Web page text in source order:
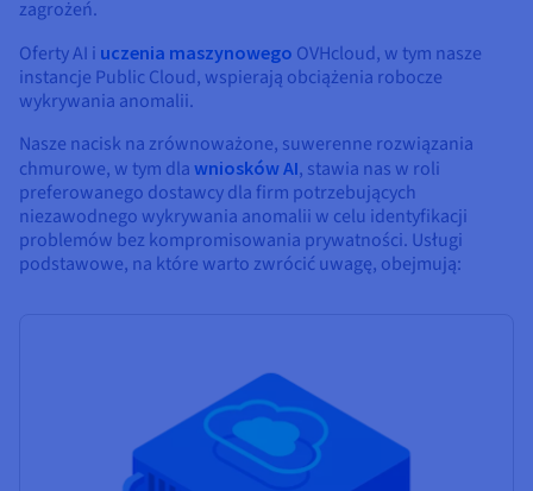
zagrożeń.
Oferty AI i uczenia maszynowego OVHcloud, w tym nasze
instancje Public Cloud, wspierają obciążenia robocze
wykrywania anomalii.
Nasze nacisk na zrównoważone, suwerenne rozwiązania
chmurowe, w tym dla wniosków AI, stawia nas w roli
preferowanego dostawcy dla firm potrzebujących
niezawodnego wykrywania anomalii w celu identyfikacji
problemów bez kompromisowania prywatności. Usługi
podstawowe, na które warto zwrócić uwagę, obejmują: